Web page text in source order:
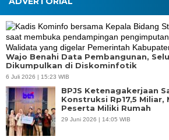
Wajo Benahi Data Pembangunan,
Dikumpulkan di Diskominfotik
6 Juli 2026 | 15:23 WIB
BPJS Ketenagakerjaan
Konstruksi Rp17,5 Miliar,
Peserta Miliki Rumah
29 Juni 2026 | 14:05 WIB